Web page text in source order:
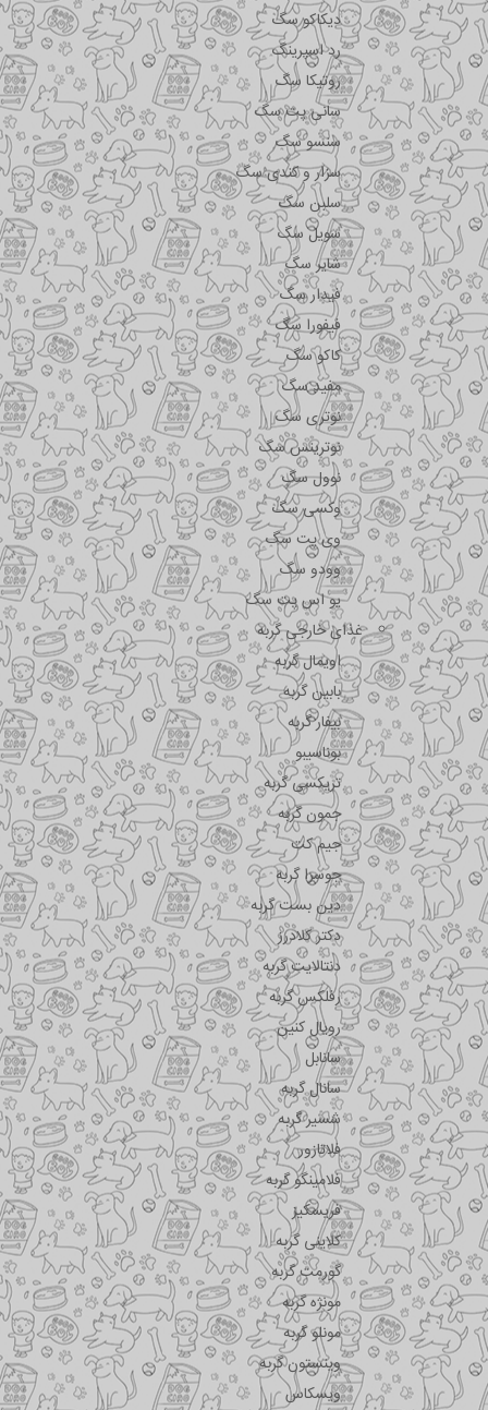
دیکاکو سگ
رد اسپرینگ
روتیکا سگ
سانی پت سگ
سنسو سگ
سزار و کندی سگ
سلبن سگ
سویل سگ
شایر سگ
فیدار سگ
فیفورا سگ
کاکو سگ
مفید سگ
نوتری سگ
نوترینس سگ
نوول سگ
وکسی سگ
وی پت سگ
وودو سگ
یو اس پت سگ
غذای خارجی گربه
اویمال گربه
بابین گربه
بیفار گربه
بوناسیبو
تریکسی گربه
جمون گربه
جیم کت
جوسرا گربه
دین بست گربه
دکتر کلادرز
دنتالایت گربه
رفلکس گربه
رویال کنین
سانابل
سانال گربه
شسیر گربه
فلاتازور
فلامینگو گربه
فریسکیز
کلاینی گربه
گورمت گربه
مونژه گربه
مونلو گربه
وینستون گربه
ویسکاس